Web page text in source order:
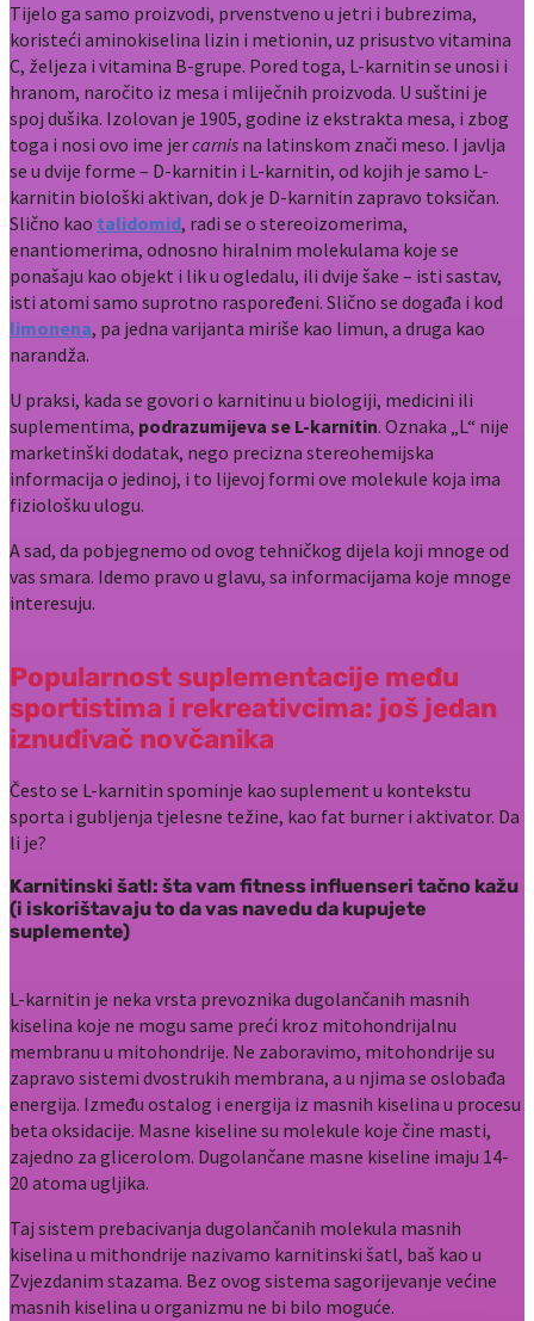
Tijelo ga samo proizvodi, prvenstveno u jetri i bubrezima,
koristeći aminokiselina lizin i metionin, uz prisustvo vitamina
C, željeza i vitamina B-grupe. Pored toga, L-karnitin se unosi i
hranom, naročito iz mesa i mliječnih proizvoda. U suštini je
spoj dušika. Izolovan je 1905, godine iz ekstrakta mesa, i zbog
toga i nosi ovo ime jercarnis na latinskom znači meso. I javlja
se u dvije forme – D-karnitin i L-karnitin, od kojih je samo L-
karnitin biološki aktivan, dok je D-karnitin zapravo toksičan.
Slično kao talidomid, radi se o stereoizomerima,
enantiomerima, odnosno hiralnim molekulama koje se
ponašaju kao objekt i lik u ogledalu, ili dvije šake – isti sastav,
isti atomi samo suprotno raspoređeni. Slično se događa i kod
limonena, pa jedna varijanta miriše kao limun, a druga kao
narandža.
U praksi, kada se govori o karnitinu u biologiji, medicini ili
suplementima, podrazumijeva se L-karnitin. Oznaka „L“ nije
marketinški dodatak, nego precizna stereohemijska
informacija o jedinoj, i to lijevoj formi ove molekule koja ima
fiziološku ulogu.
A sad, da pobjegnemo od ovog tehničkog dijela koji mnoge od
vas smara. Idemo pravo u glavu, sa informacijama koje mnoge
interesuju.
Popularnost suplementacije među
sportistima i rekreativcima: još jedan
iznuđivač novčanika
Često se L-karnitin spominje kao suplement u kontekstu
sporta i gubljenja tjelesne težine, kao fat burner i aktivator. Da
li je?
Karnitinski šatl: šta vam fitness influenseri tačno kažu
(i iskorištavaju to da vas navedu da kupujete
suplemente)
L-karnitin je neka vrsta prevoznika dugolančanih masnih
kiselina koje ne mogu same preći kroz mitohondrijalnu
membranu u mitohondrije. Ne zaboravimo, mitohondrije su
zapravo sistemi dvostrukih membrana, a u njima se oslobađa
energija. Između ostalog i energija iz masnih kiselina u procesu
beta oksidacije. Masne kiseline su molekule koje čine masti,
zajedno za glicerolom. Dugolančane masne kiseline imaju 14-
20 atoma ugljika.
Taj sistem prebacivanja dugolančanih molekula masnih
kiselina u mithondrije nazivamo karnitinski šatl, baš kao u
Zvjezdanim stazama. Bez ovog sistema sagorijevanje većine
masnih kiselina u organizmu ne bi bilo moguće.